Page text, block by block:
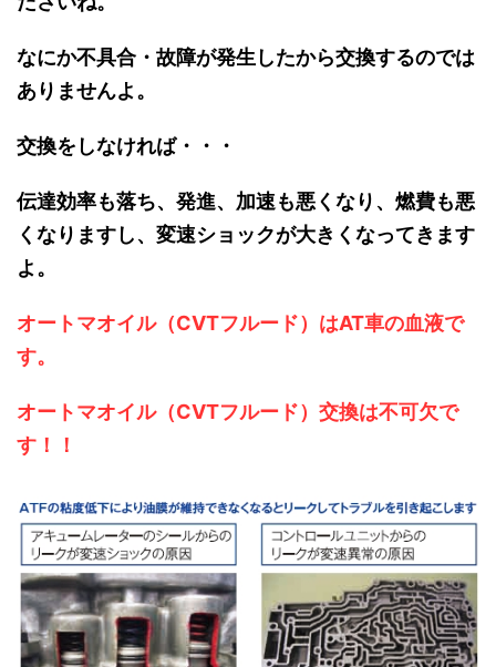
なにか不具合・故障が発生したから交換するのでは
ありませんよ。
交換をしなければ・・・
伝達効率も落ち、発進、加速も悪くなり、燃費も悪
くなりますし、変速ショックが大きくなってきます
よ。
オートマオイル（CVTフルード）はAT車の血液で
す。
オートマオイル（CVTフルード）交換は不可欠で
す！！